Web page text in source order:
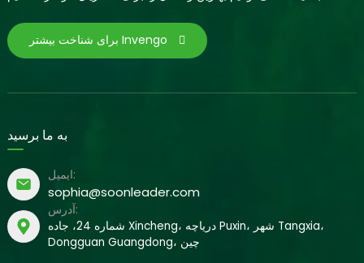
برای شناخت بیشتر Invengo
به ما برسید
ایمیل:
sophia@soonleader.com
آدرس:
شماره 24، جاده Xincheng، دریاچه Puxin، شهر Tangxia،
Dongguan Guangdong، چین